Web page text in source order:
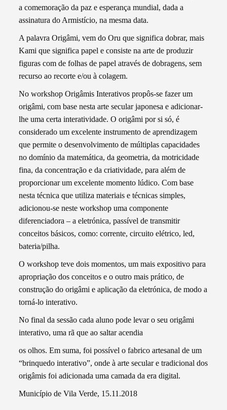
a comemoração da paz e esperança mundial, dada a
assinatura do Armistício, na mesma data.
A palavra Origâmi, vem do Oru que significa dobrar, mais
Kami que significa papel e consiste na arte de produzir
figuras com de folhas de papel através de dobragens, sem
recurso ao recorte e/ou à colagem.
No workshop Origâmis Interativos propôs-se fazer um
origâmi, com base nesta arte secular japonesa e adicionar-
lhe uma certa interatividade. O origâmi por si só, é
considerado um excelente instrumento de aprendizagem
que permite o desenvolvimento de múltiplas capacidades
no domínio da matemática, da geometria, da motricidade
fina, da concentração e da criatividade, para além de
proporcionar um excelente momento lúdico. Com base
nesta técnica que utiliza materiais e técnicas simples,
adicionou-se neste workshop uma componente
diferenciadora – a eletrónica, passível de transmitir
conceitos básicos, como: corrente, circuito elétrico, led,
bateria/pilha.
O workshop teve dois momentos, um mais expositivo para
apropriação dos conceitos e o outro mais prático, de
construção do origâmi e aplicação da eletrónica, de modo a
torná-lo interativo.
No final da sessão cada aluno pode levar o seu origâmi
interativo, uma rã que ao saltar acendia
os olhos. Em suma, foi possível o fabrico artesanal de um
“brinquedo interativo”, onde à arte secular e tradicional dos
origâmis foi adicionada uma camada da era digital.
Município de Vila Verde, 15.11.2018